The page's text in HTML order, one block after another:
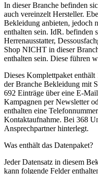
In dieser Branche befinden
auch vereinzelt Hersteller.
Bekleidung anbieten, jedoch
enthalten sein. IdR. befinden
Herrenausstatter,
Shop NICHT in dieser
enthalten sein. Diese führen
Dieses Komplettpaket enthält
der Branche Bekleidung mit
692 Einträge über eine E-
Kampagnen per Newsletter
enthalten eine
Kontaktaufnahme. Bei 368
Ansprechpartner hinterlegt.
Was enthält das Datenpaket?
Jeder Datensatz in diesem
kann folgende Felder